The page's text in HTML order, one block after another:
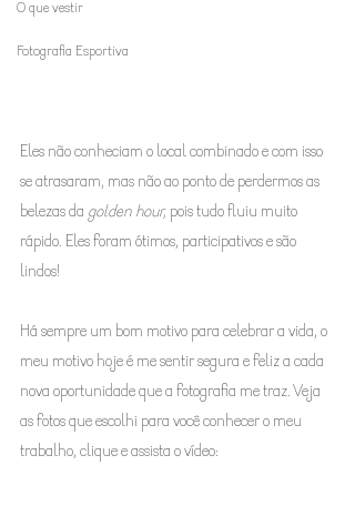
O que vestir
Fotografia Esportiva
Eles não conheciam o local combinado e com isso
se atrasaram, mas não ao ponto de perdermos as
belezas da golden hour, pois tudo fluiu muito
rápido. Eles foram ótimos, participativos e são
lindos!
Há sempre um bom motivo para celebrar a vida, o
meu motivo hoje é me sentir segura e feliz a cada
nova oportunidade que a fotografia me traz. Veja
as fotos que escolhi para você conhecer o meu
trabalho, clique e assista o vídeo: